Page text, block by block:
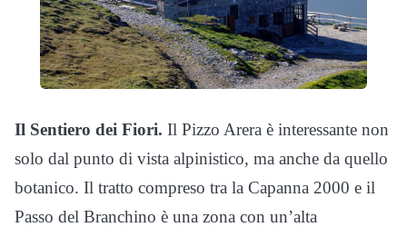
Il Sentiero dei Fiori. Il Pizzo Arera è interessante non
solo dal punto di vista alpinistico, ma anche da quello
botanico. Il tratto compreso tra la Capanna 2000 e il
Passo del Branchino è una zona con un’alta